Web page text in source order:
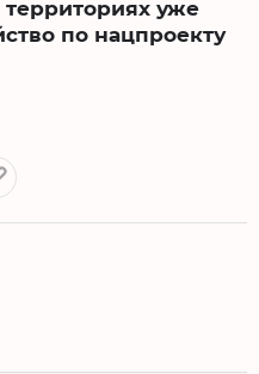
уже
по нацпроекту